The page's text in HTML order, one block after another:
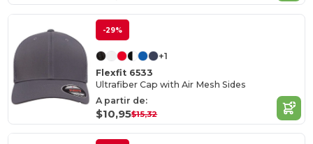
-29%
+1
Flexfit 6533
Ultrafiber Cap with Air Mesh Sides
A partir de:
$10,95$15,32